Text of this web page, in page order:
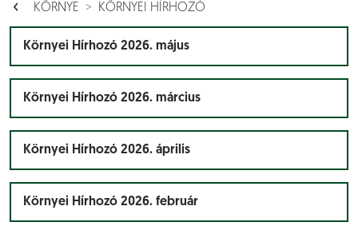
KÖRNYE KÖRNYEI HÍRHOZÓ
Környei Hírhozó 2026. május
Környei Hírhozó 2026. március
Környei Hírhozó 2026. április
Környei Hírhozó 2026. február